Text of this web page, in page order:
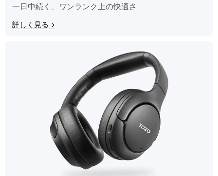
一日中続く、ワンランク上の快適さ
詳しく見る >